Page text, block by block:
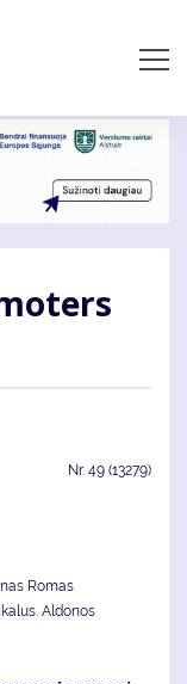
Nr. 49 (13279)
Romas
Aldonos